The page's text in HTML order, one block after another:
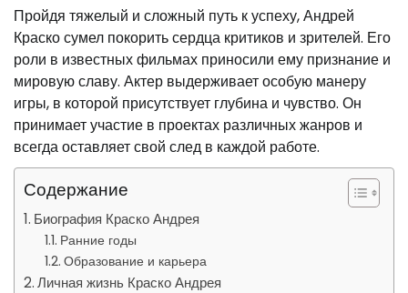
Пройдя тяжелый и сложный путь к успеху, Андрей
Краско сумел покорить сердца критиков и зрителей. Его
роли в известных фильмах приносили ему признание и
мировую славу. Актер выдерживает особую манеру
игры, в которой присутствует глубина и чувство. Он
принимает участие в проектах различных жанров и
всегда оставляет свой след в каждой работе.
Содержание
Биография Краско Андрея
Ранние годы
Образование и карьера
Личная жизнь Краско Андрея